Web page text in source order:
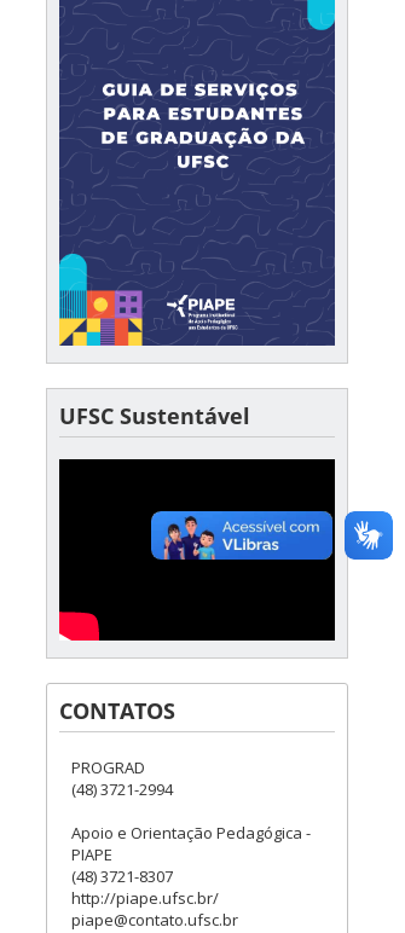
UFSC Sustentável
CONTATOS
PROGRAD
(48) 3721-2994
Apoio e Orientação Pedagógica -
PIAPE
(48) 3721-8307
http://piape.ufsc.br/
piape@contato.ufsc.br